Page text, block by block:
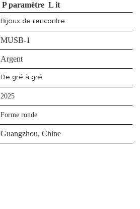
Pparamètre Lit
Bijoux de rencontre
MUSB-1
Argent
De gré à gré
2025
Forme ronde
Guangzhou, Chine